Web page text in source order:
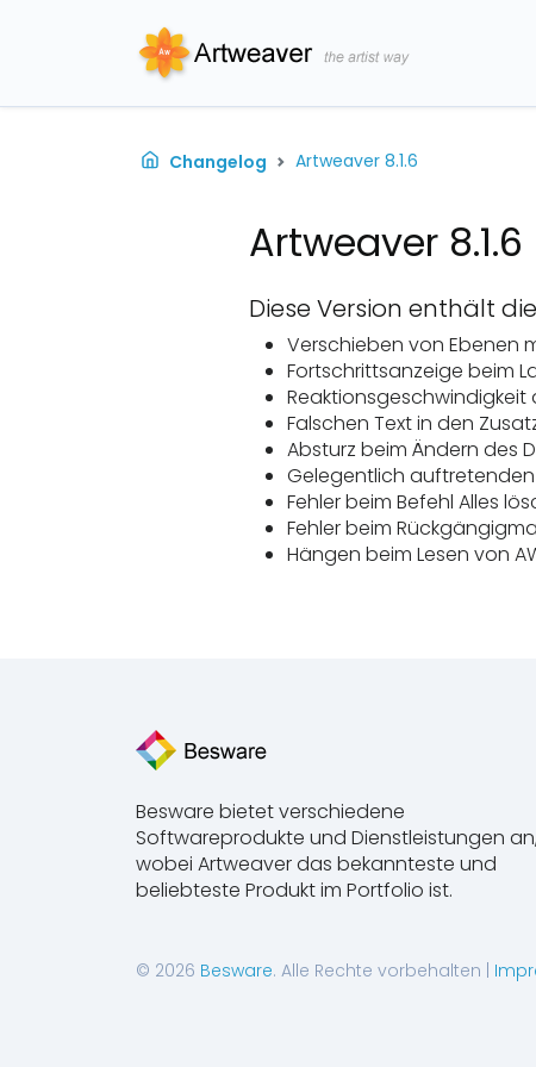
Benutzeroberfläche
Lizenz Upgrade
DokumentationChangelog Artweaver 8.1.6
Artweaver 8.1.6
Diese Version enthält
Verschieben von Ebenen
Fortschrittsanzeige beim
Falschen Text in den
Absturz beim Ändern des
Gelegentlich
Fehler beim Befehl Alles
Fehler beim
Hängen beim Lesen von
Besware bietet verschiedene
Softwareprodukte und Dienstleistungen an,
wobei Artweaver das bekannteste und
beliebteste Produkt im Portfolio ist.
© 2026 Besware. Alle Rechte vorbehalten |